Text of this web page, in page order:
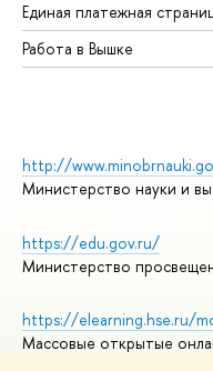
Единая платежная
Работа в Вышке
http://
Министерство науки и
https://edu.gov.ru/
Министерство
https://elearning.hse.ru/
Массовые открытые